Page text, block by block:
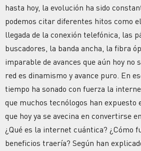
hasta hoy, la evolución ha sido
podemos citar diferentes hitos como
llegada de la conexión telefónica, las
buscadores, la banda ancha, la fibra
imparable de avances que aún hoy no
red es dinamismo y avance puro. En
tiempo ha sonado con fuerza la
que muchos tecnólogos han expuesto
que hoy ya se avecina en convertirse
¿Qué es la internet cuántica? ¿Cómo
beneficios traería? Según han